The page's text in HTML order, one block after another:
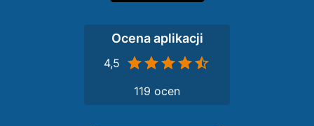
Ocena aplikacji
4,5
119 ocen